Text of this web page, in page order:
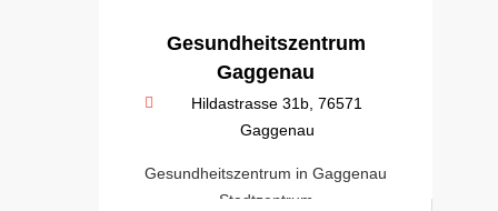
Gesundheitszentrum
Gaggenau
Hildastrasse 31b, 76571
Gaggenau
Gesundheitszentrum in Gaggenau
Stadtzentrum